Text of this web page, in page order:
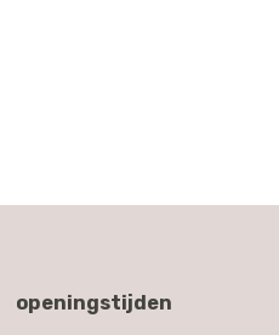
openingstijden